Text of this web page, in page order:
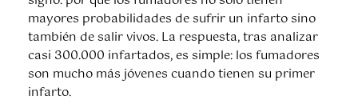
mayores probabilidades de sufrir un infarto sino
también de salir vivos. La respuesta, tras analizar
casi 300.000 infartados, es simple: los fumadores
son mucho más jóvenes cuando tienen su primer
infarto.